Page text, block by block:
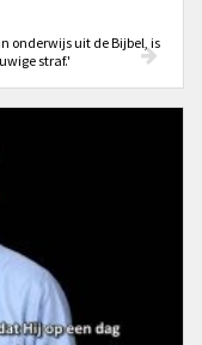
onderwijs uit de Bijbel, is
straf.'